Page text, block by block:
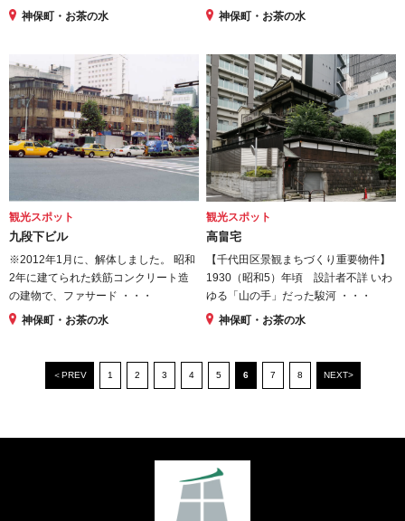
神保町・お茶の水
神保町・お茶の水
観光スポット
九段下ビル
※2012年1月に、解体しました。 昭和
2年に建てられた鉄筋コンクリート造
の建物で、ファサード ・・・
神保町・お茶の水
観光スポット
高畠宅
【千代田区景観まちづくり重要物件】
1930（昭和5）年頃 設計者不詳 いわ
ゆる「山の手」だった駿河 ・・・
神保町・お茶の水
＜PREV 1 2 3 4 5 6 7 8 NEXT>